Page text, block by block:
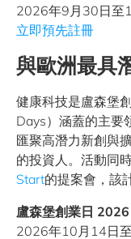
2026年9月30日至
立即預先註冊
與歐洲最具
健康科技是盧森堡
Days）涵蓋的主要
匯聚高潛力新創與
的投資人。活動同
Start的提案會，該
盧森堡創業日 2026
2026年10月14日